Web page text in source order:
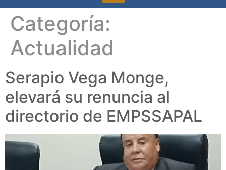
Categoría:
Actualidad
Serapio Vega Monge,
elevará su renuncia al
directorio de EMPSSAPAL